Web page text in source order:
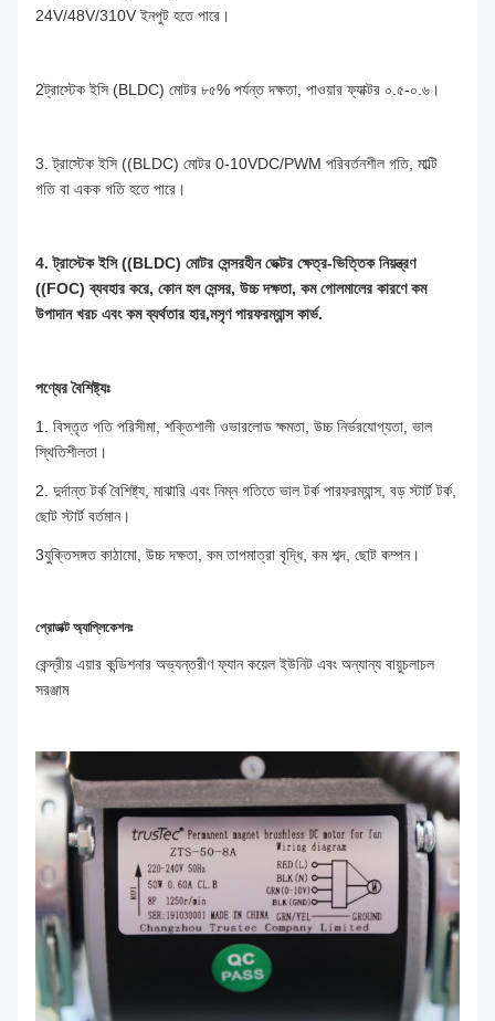
24V/48V/310V ইনপুট হতে পারে।
2ট্রাস্টেক ইসি (BLDC) মোটর ৮৫% পর্যন্ত দক্ষতা, পাওয়ার ফ্যাক্টর ০.৫-০.৬।
3. ট্রাস্টেক ইসি ((BLDC) মোটর 0-10VDC/PWM পরিবর্তনশীল গতি, মাল্টি
গতি বা একক গতি হতে পারে।
4. ট্রাস্টেক ইসি ((BLDC) মোটর সেন্সরহীন ভেক্টর ক্ষেত্র-ভিত্তিক নিয়ন্ত্রণ
((FOC) ব্যবহার করে, কোন হল সেন্সর, উচ্চ দক্ষতা, কম গোলমালের কারণে কম
উপাদান খরচ এবং কম ব্যর্থতার হার,মসৃণ পারফরম্যান্স কার্ভ.
পণ্যের বৈশিষ্ট্যঃ
1. বিস্তৃত গতি পরিসীমা, শক্তিশালী ওভারলোড ক্ষমতা, উচ্চ নির্ভরযোগ্যতা, ভাল
স্থিতিশীলতা।
2. দুর্দান্ত টর্ক বৈশিষ্ট্য, মাঝারি এবং নিম্ন গতিতে ভাল টর্ক পারফরম্যান্স, বড় স্টার্ট টর্ক,
ছোট স্টার্ট বর্তমান।
3যুক্তিসঙ্গত কাঠামো, উচ্চ দক্ষতা, কম তাপমাত্রা বৃদ্ধি, কম শব্দ, ছোট কম্পন।
প্রোডাক্ট অ্যাপ্লিকেশনঃ
কেন্দ্রীয় এয়ার কন্ডিশনার অভ্যন্তরীণ ফ্যান কয়েল ইউনিট এবং অন্যান্য বায়ুচলাচল
সরঞ্জাম